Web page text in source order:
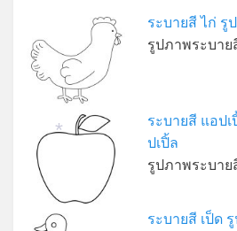
ระบายสี ไก่ รู
รูปภาพระบาย
ระบายสี แอป
ปเปิ้ล
รูปภาพระบาย
ระบายสี เป็ด